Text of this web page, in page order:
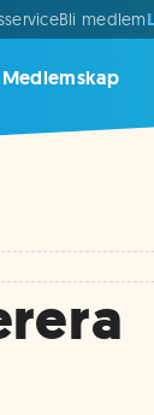
Bli medlem
Medlemskap